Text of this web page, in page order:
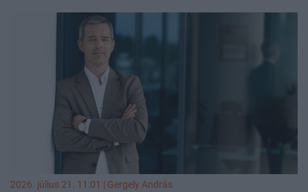
2026. július 21. 11:01 | Gergely András